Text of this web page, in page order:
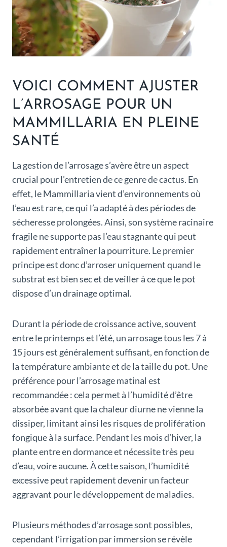
VOICI COMMENT AJUSTER
L’ARROSAGE POUR UN
MAMMILLARIA EN PLEINE
SANTÉ
La gestion de l’arrosage s’avère être un aspect
crucial pour l’entretien de ce genre de cactus. En
effet, le Mammillaria vient d’environnements où
l’eau est rare, ce qui l’a adapté à des périodes de
sécheresse prolongées. Ainsi, son système racinaire
fragile ne supporte pas l’eau stagnante qui peut
rapidement entraîner la pourriture. Le premier
principe est donc d’arroser uniquement quand le
substrat est bien sec et de veiller à ce que le pot
dispose d’un drainage optimal.
Durant la période de croissance active, souvent
entre le printemps et l’été, un arrosage tous les 7 à
15 jours est généralement suffisant, en fonction de
la température ambiante et de la taille du pot. Une
préférence pour l’arrosage matinal est
recommandée : cela permet à l’humidité d’être
absorbée avant que la chaleur diurne ne vienne la
dissiper, limitant ainsi les risques de prolifération
fongique à la surface. Pendant les mois d’hiver, la
plante entre en dormance et nécessite très peu
d’eau, voire aucune. À cette saison, l’humidité
excessive peut rapidement devenir un facteur
aggravant pour le développement de maladies.
Plusieurs méthodes d’arrosage sont possibles,
cependant l’irrigation par immersion se révèle